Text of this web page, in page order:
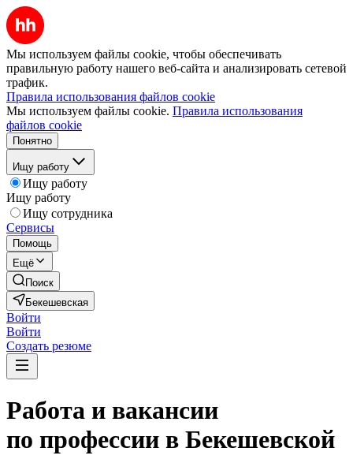
Мы используем файлы cookie, чтобы обеспечивать
правильную работу нашего веб-сайта и анализировать сетевой
трафик.
Правила использования файлов cookie
Мы используем файлы cookie. Правила использования
файлов cookie
Понятно
Ищу работу
Ищу работу
Ищу работу
Ищу сотрудника
Сервисы
Помощь
Ещё
Поиск
Бекешевская
Войти
Войти
Создать резюме
Работа и вакансии
по профессии в Бекешевской